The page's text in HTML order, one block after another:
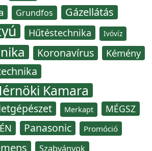
Grundfos Gázellátás
Hűtéstechnika Ivóvíz
Koronavírus Kémény
Kamara
Merkapt MÉGSZ
Panasonic Promóció
Szabványok